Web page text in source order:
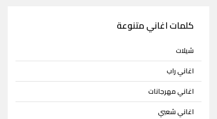
كلمات اغاني متنوعة
شيلات
اغاني راب
اغاني مهرجانات
اغاني شعبي